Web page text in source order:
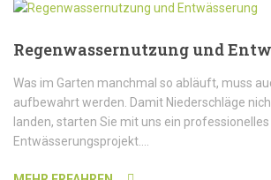
Regenwassernutzung und
Was im Garten manchmal so abläuft, muss
aufbewahrt werden. Damit Niederschläge
landen, starten Sie mit uns ein professionelles
Entwässerungsprojekt....